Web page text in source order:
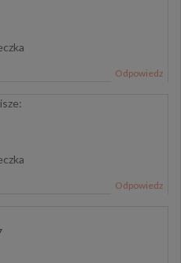
Odpowiedz
Odpowiedz